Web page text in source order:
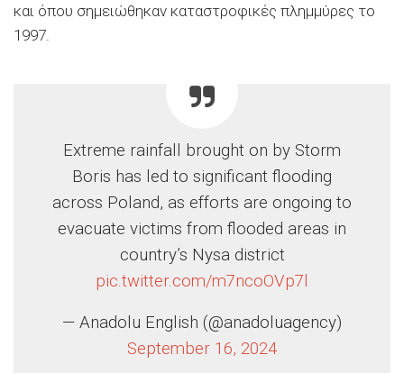
και όπου σημειώθηκαν καταστροφικές πλημμύρες το
1997.
Extreme rainfall brought on by Storm
Boris has led to significant flooding
across Poland, as efforts are ongoing to
evacuate victims from flooded areas in
country’s Nysa district
pic.twitter.com/m7ncoOVp7l
— Anadolu English (@anadoluagency)
September 16, 2024